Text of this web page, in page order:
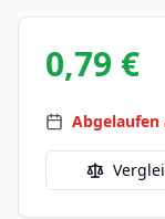
0,79 €
Abgelaufen